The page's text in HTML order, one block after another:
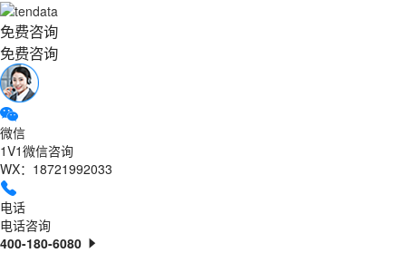
免费咨询
免费咨询
微信
1V1微信咨询
WX：18721992033
电话
电话咨询
400-180-6080